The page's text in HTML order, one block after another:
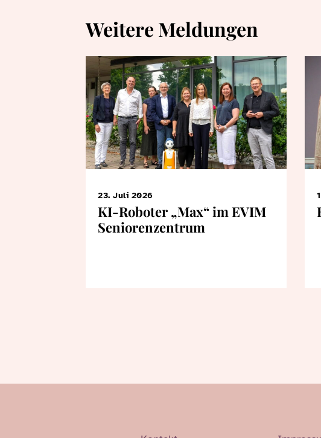
Weitere Meldungen
23. Juli 2026
KI-Roboter „Max“ im EVIM
Seniorenzentrum